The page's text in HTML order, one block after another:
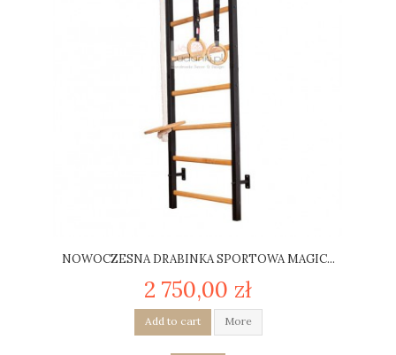
NOWOCZESNA DRABINKA SPORTOWA MAGIC...
2 750,00 zł
Add to cart More